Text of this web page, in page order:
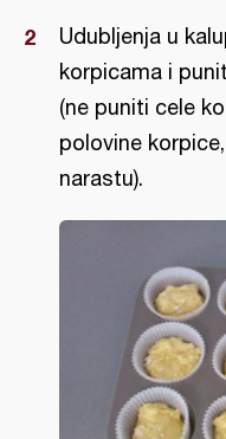
Udubljenja u
korpicama i
(ne puniti cele
polovine
narastu).